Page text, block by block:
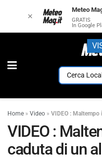
Home » Video » VIDEO :
VIDEO :
caduta di un
✕
Meteo
GRATIS
In Google